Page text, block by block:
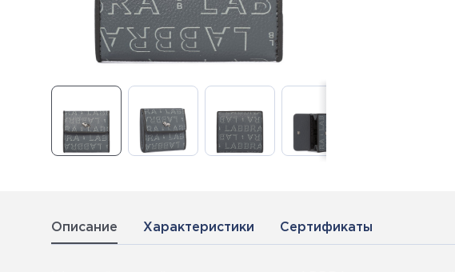
Описание Характеристики Сертификаты